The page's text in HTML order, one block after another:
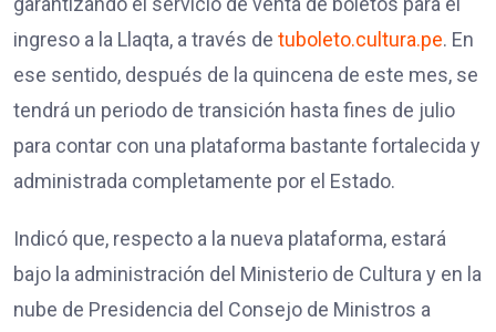
ingreso a la Llaqta, a través de tuboleto.cultura.pe. En
ese sentido, después de la quincena de este mes, se
tendrá un periodo de transición hasta fines de julio
para contar con una plataforma bastante fortalecida y
administrada completamente por el Estado.
Indicó que, respecto a la nueva plataforma, estará
bajo la administración del Ministerio de Cultura y en la
nube de Presidencia del Consejo de Ministros a